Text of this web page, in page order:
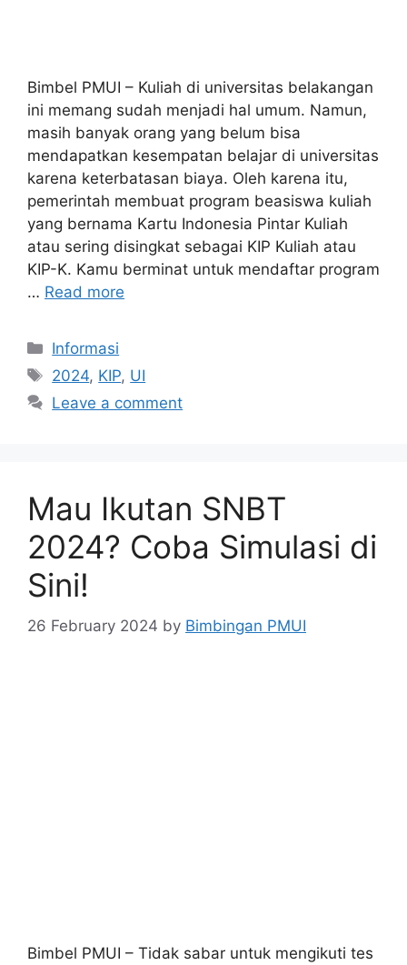
Bimbel PMUI – Kuliah di universitas belakangan
ini memang sudah menjadi hal umum. Namun,
masih banyak orang yang belum bisa
mendapatkan kesempatan belajar di universitas
karena keterbatasan biaya. Oleh karena itu,
pemerintah membuat program beasiswa kuliah
yang bernama Kartu Indonesia Pintar Kuliah
atau sering disingkat sebagai KIP Kuliah atau
KIP-K. Kamu berminat untuk mendaftar program
… Read more
Informasi
2024, KIP, UI
Leave a comment
Mau Ikutan SNBT
2024? Coba Simulasi di
Sini!
26 February 2024 by Bimbingan PMUI
Bimbel PMUI – Tidak sabar untuk mengikuti tes